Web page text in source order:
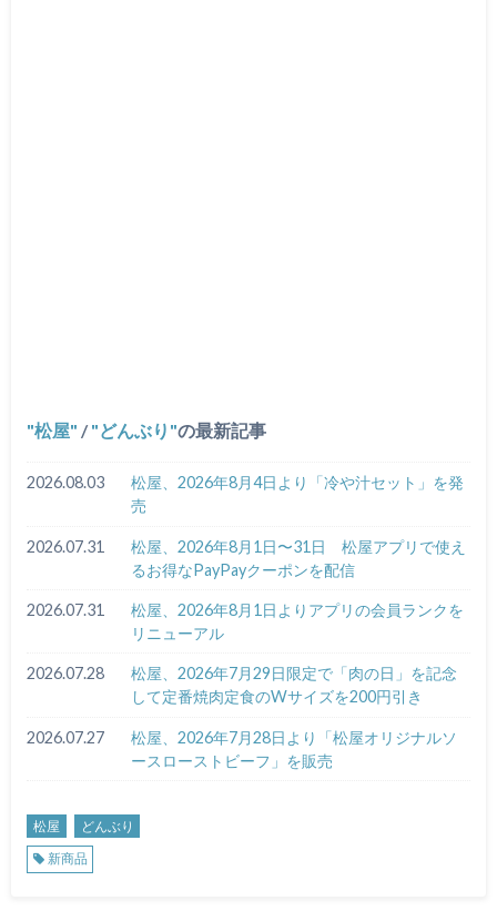
松屋 / どんぶり の最新記事
2026.08.03
松屋、2026年8月4日より「冷や汁セット」を発
売
2026.07.31
松屋、2026年8月1日〜31日 松屋アプリで使え
るお得なPayPayクーポンを配信
2026.07.31
松屋、2026年8月1日よりアプリの会員ランクを
リニューアル
2026.07.28
松屋、2026年7月29日限定で「肉の日」を記念
して定番焼肉定食のWサイズを200円引き
2026.07.27
松屋、2026年7月28日より「松屋オリジナルソ
ースローストビーフ」を販売
松屋
どんぶり
新商品